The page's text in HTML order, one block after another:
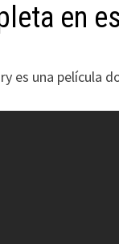
en
es una película